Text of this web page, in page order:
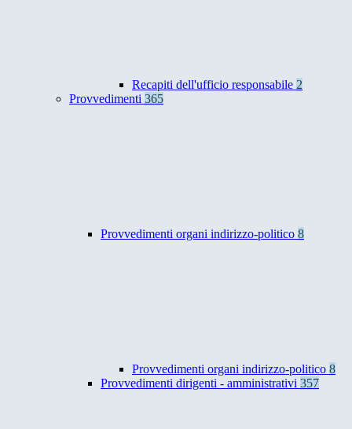
Recapiti dell'ufficio responsabile 2
Provvedimenti 365
Provvedimenti organi indirizzo-politico 8
Provvedimenti organi indirizzo-politico 8
Provvedimenti dirigenti - amministrativi 357